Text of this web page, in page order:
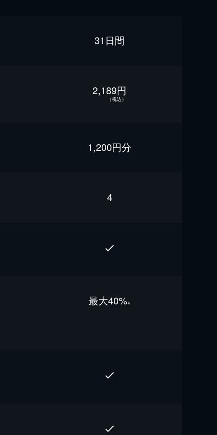
31日間
2,189円
（税込）
1,200円分
4
最⼤40%※